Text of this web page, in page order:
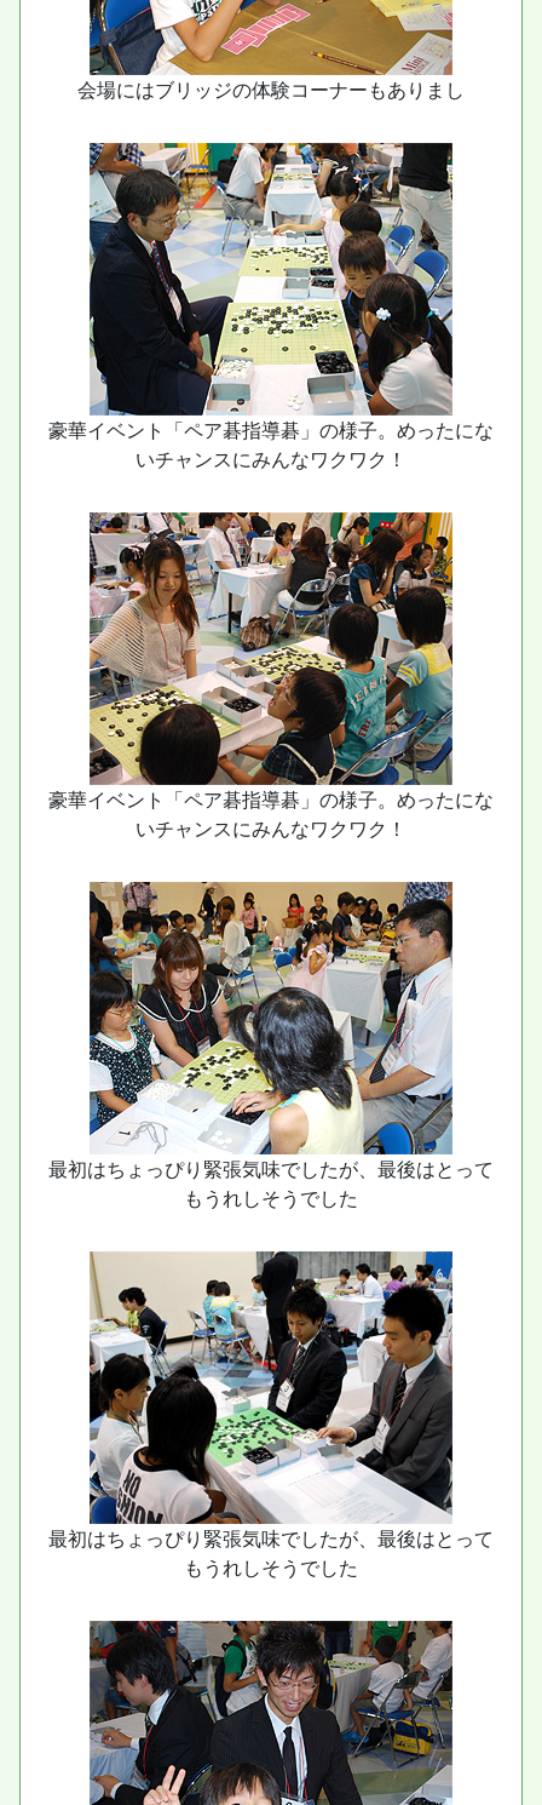
会場にはブリッジの体験コーナーもありまし
豪華イベント「ペア碁指導碁」の様子。めったにな
いチャンスにみんなワクワク！
豪華イベント「ペア碁指導碁」の様子。めったにな
いチャンスにみんなワクワク！
最初はちょっぴり緊張気味でしたが、最後はとって
もうれしそうでした
最初はちょっぴり緊張気味でしたが、最後はとって
もうれしそうでした